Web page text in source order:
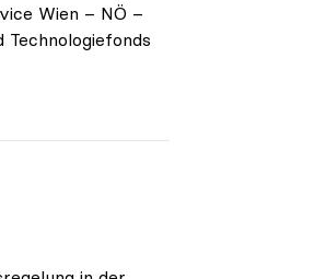
Wien – NÖ –